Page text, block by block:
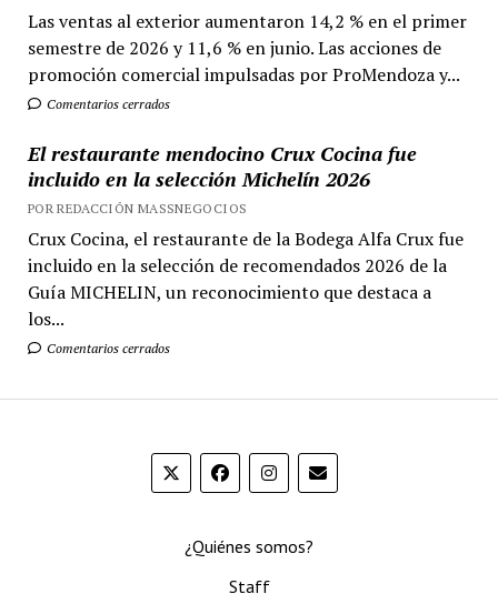
Las ventas al exterior aumentaron 14,2 % en el primer
semestre de 2026 y 11,6 % en junio. Las acciones de
promoción comercial impulsadas por ProMendoza y...
Comentarios cerrados
El restaurante mendocino Crux Cocina fue
incluido en la selección Michelín 2026
POR REDACCIÓN MASSNEGOCIOS
Crux Cocina, el restaurante de la Bodega Alfa Crux fue
incluido en la selección de recomendados 2026 de la
Guía MICHELIN, un reconocimiento que destaca a
los...
Comentarios cerrados
¿Quiénes somos?
Staff